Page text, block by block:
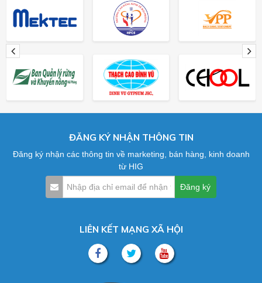
ĐĂNG KÝ NHẬN THÔNG TIN
Đăng ký nhận các thông tin về marketing, bán hàng, kinh doanh
từ HIG
LIÊN KẾT MẠNG XÃ HỘI